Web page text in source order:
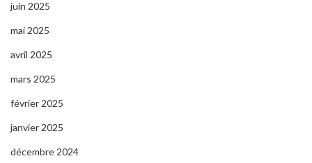
juin 2025
mai 2025
avril 2025
mars 2025
février 2025
janvier 2025
décembre 2024